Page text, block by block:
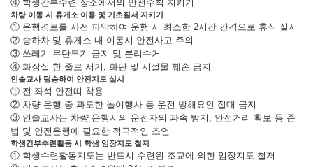
④ 학생간부수련 장소에서의 안전수칙 지키기
차량 이동 시 휴게소 이용 및 기초질서 지키기
① 운행경로를 사전 파악하여 운행 시 최소한 2시간 간격으로 휴식 실시
② 승하차 및 휴게소 내 이동시 안전사고 주의
③ 쓰레기 무단투기 금지 및 분리수거
④ 화장실 한 줄로 서기, 화단 및 시설물 훼손 금지
인솔교사 탑승하여 안전지도 실시
① 전 좌석 안전띠 착용
② 차량 운행 중 과도한 놀이행사 등 운전 방해요인 절대 금지
③ 인솔교사는 차량 운행시의 운전자의 과속 방지, 안전거리 확보 등 준
법 및 안전운행에 필요한 적극적인 조언
학생간부수련활동 시 학생 임장지도 철저
① 학생수련활동지도는 반드시 수련원 조교에 의한 임장지도 철저